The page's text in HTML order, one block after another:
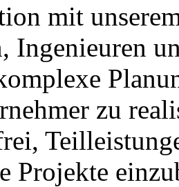
mit
Ingenieuren
zu
Projekte